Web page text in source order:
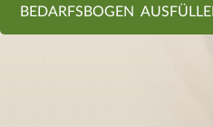
BEDARFSBOGEN